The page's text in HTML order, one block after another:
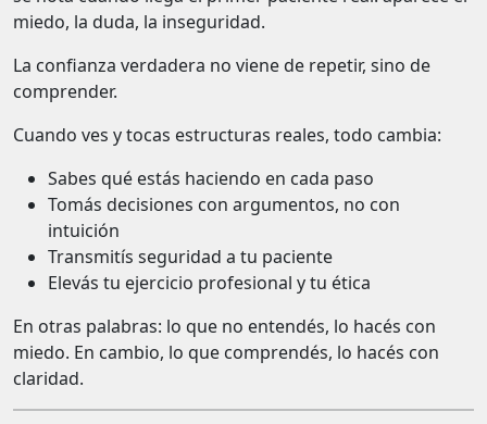
miedo, la duda, la inseguridad.
La confianza verdadera no viene de repetir, sino de
comprender.
Cuando ves y tocas estructuras reales, todo cambia:
Sabes qué estás haciendo en cada paso
Tomás decisiones con argumentos, no con
intuición
Transmitís seguridad a tu paciente
Elevás tu ejercicio profesional y tu ética
En otras palabras: lo que no entendés, lo hacés con
miedo. En cambio, lo que comprendés, lo hacés con
claridad.